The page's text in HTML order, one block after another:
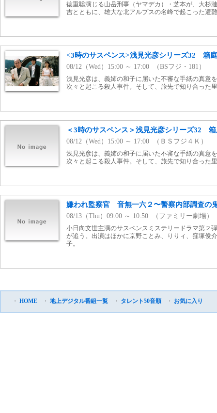
徳重聡演じる山岳刑事（ヤマデカ）・芝本が、大杉
吉とともに、雄大な北アルプスの名峰で起こった遭
<3時のサスペンス>浅見光彦シリーズ32 箱
08/12（Wed）15:00 ～ 17:00 （BSフジ・181）
浅見光彦は、義姉の和子に届いた不審な手紙の真意
次々と起こる殺人事件。そして、旅先で知り合った
＜3時のサスペンス＞浅見光彦シリーズ32
08/12（Wed）15:00 ～ 17:00 （ＢＳフジ４Ｋ）
浅見光彦は、義姉の和子に届いた不審な手紙の真意
次々と起こる殺人事件。そして、旅先で知り合った
嫌われ監察官 音無一六２〜警察内部調査の
08/13（Thu）09:00 ～ 10:50 （ファミリー劇場）
小日向文世主演のサスペンスミステリードラマ第２
が追う。出演はほかに京野ことみ、りりィ、窪塚俊
子。
・ HOME ・ 地上デジタル番組一覧 ・ タレント50音順 ・ お気に入り